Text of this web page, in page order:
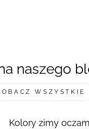
naszego
WSZYSTKIE
Kolory zimy